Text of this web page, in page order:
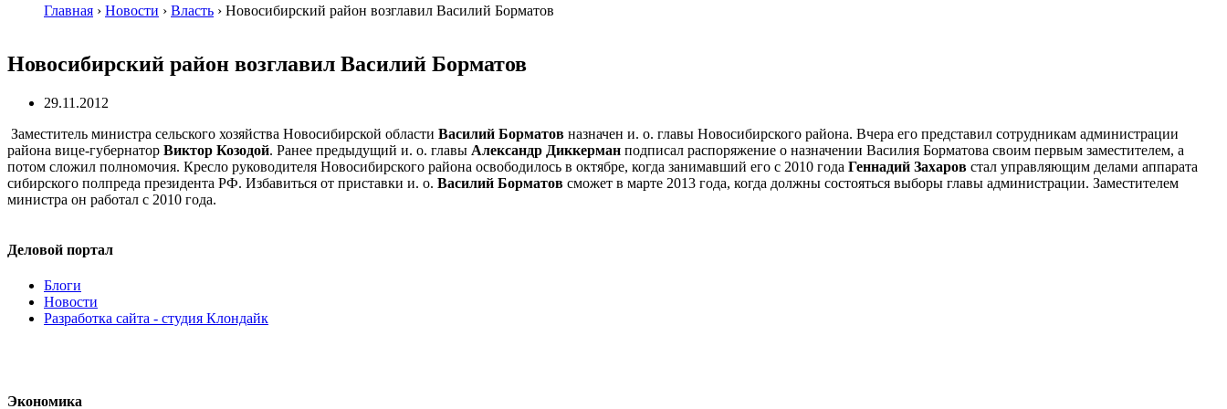
Главная › Новости › Власть › Новосибирский район возглавил Василий Борматов
Новосибирский район возглавил Василий Борматов
29.11.2012
Заместитель министра сельского хозяйства Новосибирской области Василий Борматов назначен и. о. главы Новосибирского района. Вчера его представил сотрудникам администрации
района вице-губернатор Виктор Козодой. Ранее предыдущий и. о. главы Александр Диккерман подписал распоряжение о назначении Василия Борматова своим первым заместителем, а
потом сложил полномочия. Кресло руководителя Новосибирского района освободилось в октябре, когда занимавший его с 2010 года Геннадий Захаров стал управляющим делами аппарата
сибирского полпреда президента РФ. Избавиться от приставки и. о. Василий Борматов сможет в марте 2013 года, когда должны состояться выборы главы администрации. Заместителем
министра он работал с 2010 года.
Деловой портал
Блоги
Новости
Разработка сайта - студия Клондайк
Экономика